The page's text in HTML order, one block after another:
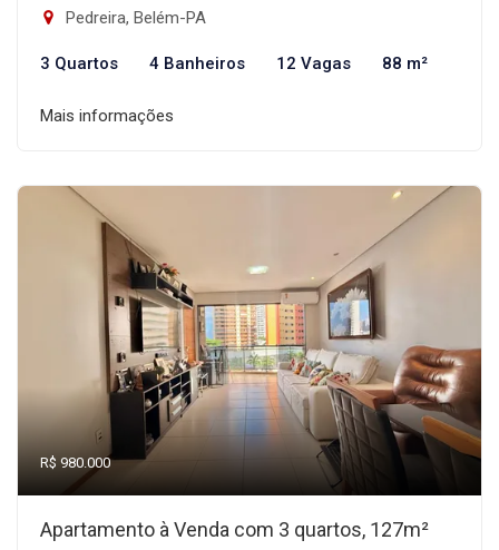
Pedreira, Belém-PA
3 Quartos 4 Banheiros 12 Vagas 88 m²
Mais informações
R$ 980.000
Apartamento à Venda com 3 quartos, 127m²